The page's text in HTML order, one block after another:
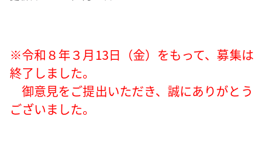
※令和８年３月13日（金）をもって、募集は
終了しました。
御意見をご提出いただき、誠にありがとう
ございました。